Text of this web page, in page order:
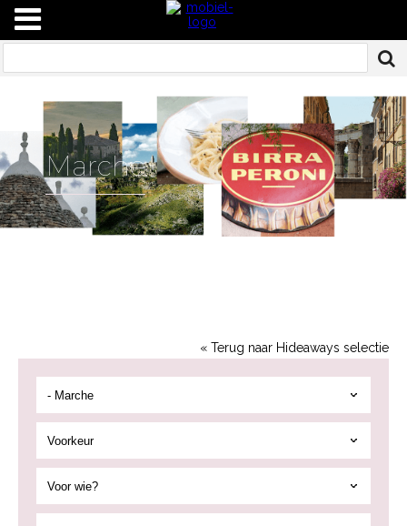
Marche
« Terug naar Hideaways selectie